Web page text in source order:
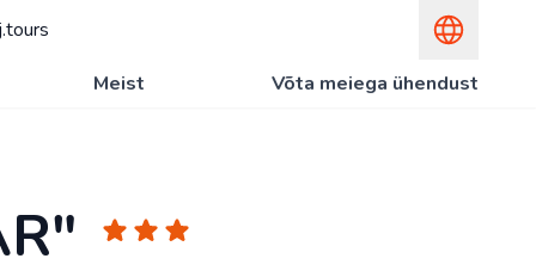
Meist Võta meiega ühendust